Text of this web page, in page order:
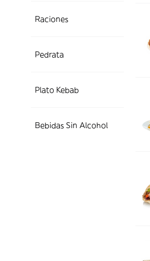
Raciones
Pedrata
Plato Kebab
Bebidas Sin Alcohol